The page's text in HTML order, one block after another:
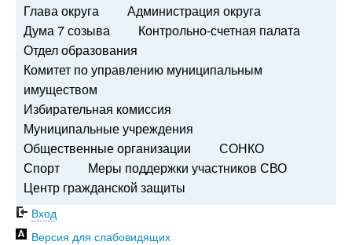
Глава округа
Администрация округа
Дума 7 созыва
Контрольно-счетная палата
Отдел образования
Комитет по управлению муниципальным
имуществом
Избирательная комиссия
Муниципальные учреждения
Общественные организации
СОНКО
Спорт
Меры поддержки участников СВО
Центр гражданской защиты
Вход
Версия для слабовидящих